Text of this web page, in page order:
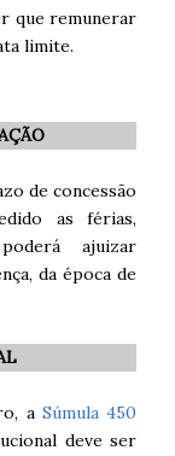
que remunerar
limite.
de concessão
as férias,
ajuizar
da época de
a Súmula 450
deve ser